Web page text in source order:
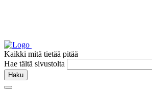
Kaikki mitä tietää pitää
Hae tältä sivustolta
Haku